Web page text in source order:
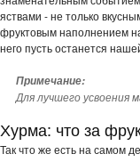
яствами - не только
фруктовым наполнением
него пусть останется
Примечание:
Для лучшего усвоения
Хурма: что за
Так что же есть на самом